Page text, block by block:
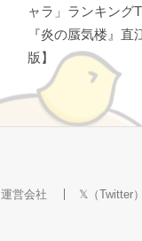
ャラ」ランキング
『炎の蜃気楼』直
版】
運営会社 𝕏（Twitter）